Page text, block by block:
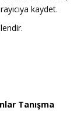
kaydet.
Tanışma